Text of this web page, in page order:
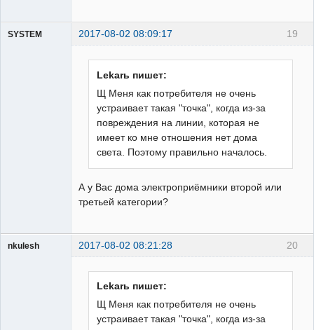
19
SYSTEM 2017-08-02 08:09:17
Lekarь пишет:
Щ Меня как потребителя не очень
устраивает такая "точка", когда из-за
повреждения на линии, которая не
имеет ко мне отношения нет дома
света. Поэтому правильно началось.
А у Вас дома электроприёмники второй или
третьей категории?
20
nkulesh 2017-08-02 08:21:28
Lekarь пишет:
Щ Меня как потребителя не очень
устраивает такая "точка", когда из-за